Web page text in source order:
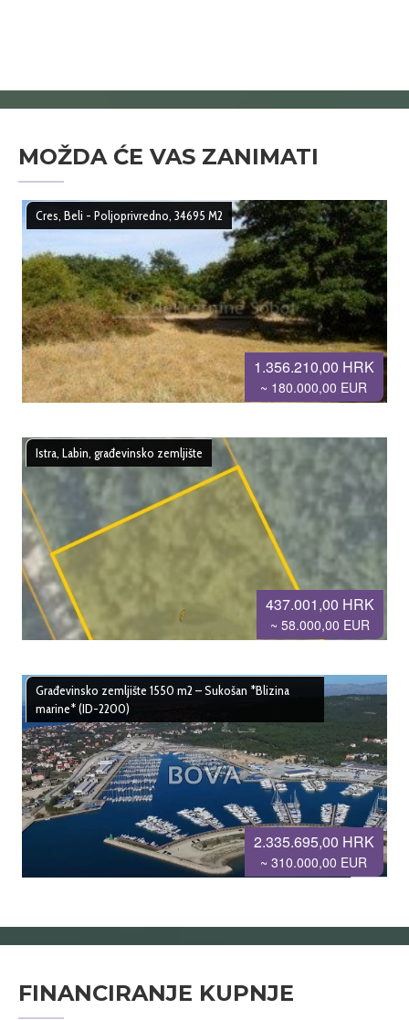
MOŽDA ĆE VAS ZANIMATI
1.356.210,00 HRK
~ 180.000,00 EUR
Cres, Beli - Poljoprivredno, 34695 M2
437.001,00 HRK
~ 58.000,00 EUR
Istra, Labin, građevinsko zemljište
2.335.695,00 HRK
~ 310.000,00 EUR
Građevinsko zemljište 1550 m2 – Sukošan *Blizina
marine* (ID-2200)
FINANCIRANJE KUPNJE